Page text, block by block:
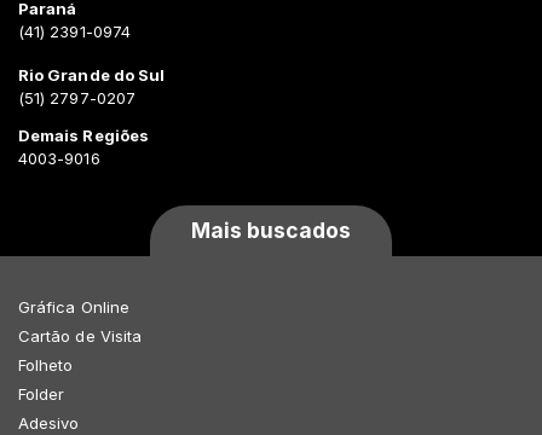
Paraná
(41) 2391-0974
Rio Grande do Sul
(51) 2797-0207
Demais Regiões
4003-9016
Mais buscados
Gráfica Online
Cartão de Visita
Folheto
Folder
Adesivo